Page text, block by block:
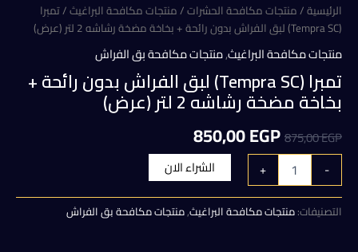
الرئيسية/منتجات مكافحة الحشرات/منتجات مكافحة البراغيث/ تمبرا
(Tempra SC) لبق الفراش بدون رائحة + بخاخة مضخة رشاشه 2 لتر (عرض)
منتجات مكافحة البراغيث,منتجات مكافحة بق الفراش
تمبرا (Tempra SC) لبق الفراش بدون رائحة +
بخاخة مضخة رشاشه 2 لتر (عرض)
875,00EGP
السعر
الأصلي
هو:
875,00 EGP.
850,00EGP
السعر
الحالي
هو:
850,00 EGP.
-
كمية
تمبرا
(Tempra
SC)
+ الشراء الان
التصنيفات:منتجات مكافحة البراغيث,منتجات مكافحة بق الفراش